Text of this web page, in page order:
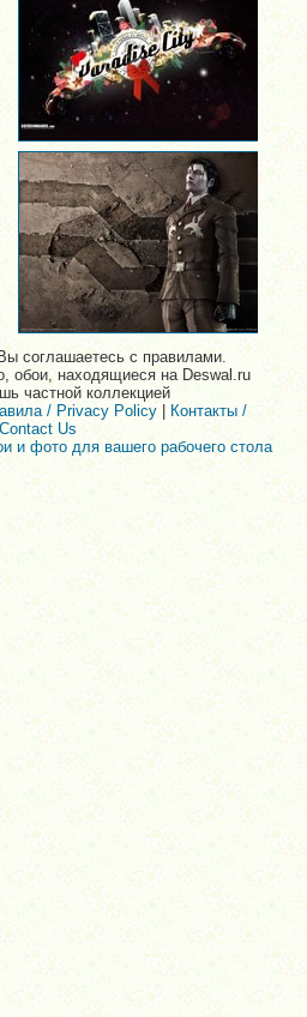
соглашаетесь с правилами.
обои, находящиеся на Deswal.ru
частной коллекцией
/ Privacy Policy| Контакты /
Contact Us
и фото для вашего рабочего стола